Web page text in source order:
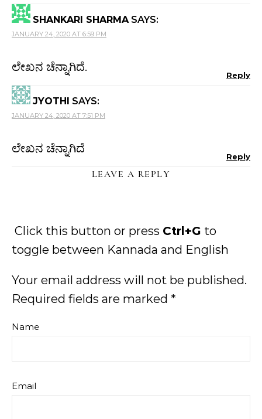
SHANKARI SHARMA SAYS:
JANUARY 24, 2020 AT 6:59 PM
ಲೇಖನ ಚೆನ್ನಾಗಿದೆ.
Reply
JYOTHI SAYS:
JANUARY 24, 2020 AT 7:51 PM
ಲೇಖನ ಚೆನ್ನಾಗಿದೆ
Reply
LEAVE A REPLY
Click this button or press Ctrl+G to
toggle between Kannada and English
Your email address will not be published.
Required fields are marked *
Name
Email